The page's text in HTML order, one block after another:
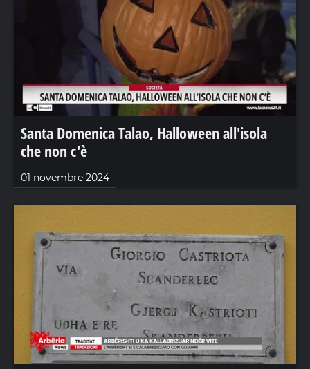
Santa Domenica Talao, Halloween all'isola
che non c'è
01 novembre 2024